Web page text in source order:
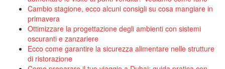
Cambio stagione, ecco alcuni consigli su cosa mangiare in
primavera
Ottimizzare la progettazione degli ambienti con sistemi
oscuranti e zanzariere
Ecco come garantire la sicurezza alimentare nelle strutture
di ristorazione